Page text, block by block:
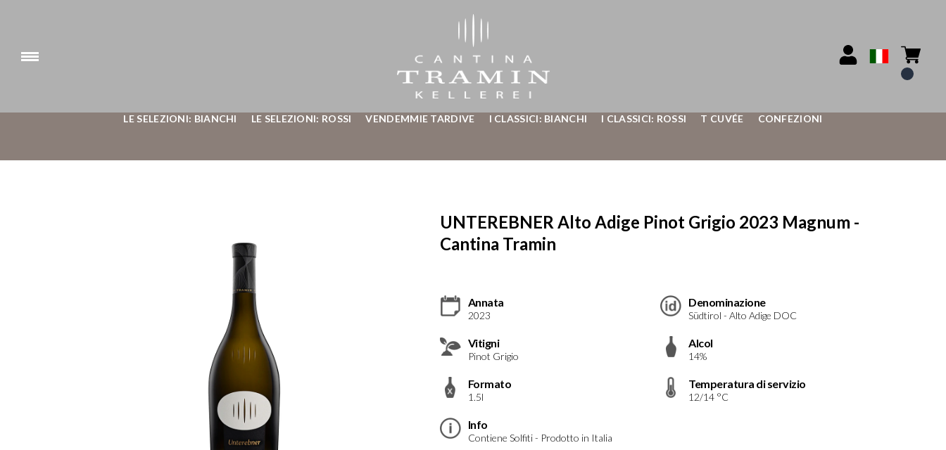
LE SELEZIONI: BIANCHI LE SELEZIONI: ROSSI VENDEMMIE TARDIVE I CLASSICI: BIANCHI I CLASSICI: ROSSI T CUVÉE CONFEZIONI
UNTEREBNER Alto Adige Pinot Grigio 2023 Magnum -
Cantina Tramin
Annata
2023
Denominazione
Südtirol - Alto Adige DOC
Vitigni
Pinot Grigio
Alcol
14%
Formato
1.5l
Temperatura di servizio
12/14 °C
Info
Contiene Solfiti - Prodotto in Italia